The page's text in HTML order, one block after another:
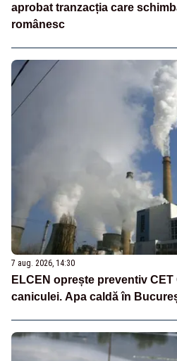
aprobat tranzacția care
românesc
7 aug. 2026, 14:30
ELCEN oprește preventiv
caniculei. Apa caldă în